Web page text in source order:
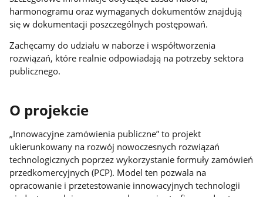
harmonogramu oraz wymaganych dokumentów znajdują
się w dokumentacji poszczególnych postępowań.
Zachęcamy do udziału w naborze i współtworzenia
rozwiązań, które realnie odpowiadają na potrzeby sektora
publicznego.
O projekcie
„Innowacyjne zamówienia publiczne” to projekt
ukierunkowany na rozwój nowoczesnych rozwiązań
technologicznych poprzez wykorzystanie formuły zamówień
przedkomercyjnych (PCP). Model ten pozwala na
opracowanie i przetestowanie innowacyjnych technologii